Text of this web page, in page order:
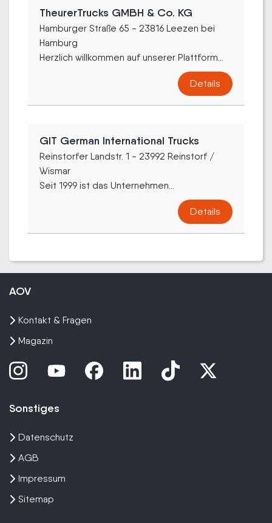
TheurerTrucks GMBH & Co. KG
Hamburger Straße 65 - 23816 Leezen bei
Hamburg
Herzlich willkommen auf unserer Plattform...
Details
GIT German International Trucks
Reinstorfer Landstr. 1 - 23992 Reinstorf /
Wismar
Seit 1999 ist das Unternehmen...
Details
AOV
Kontakt & Fragen
Magazin
Sonstiges
Datenschutz
AGB
Impressum
Sitemap